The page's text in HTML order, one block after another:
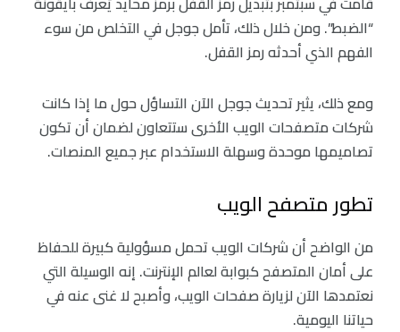
“الضبط”. ومن خلال ذلك، تأمل جوجل في التخلص من سوء
الفهم الذي أحدثه رمز القفل.
ومع ذلك، يثير تحديث جوجل الآن التساؤل حول ما إذا كانت
شركات متصفحات الويب الأخرى ستتعاون لضمان أن تكون
تصاميمها موحدة وسهلة الاستخدام عبر جميع المنصات.
تطور متصفح الويب
من الواضح أن شركات الويب تحمل مسؤولية كبيرة للحفاظ
على أمان المتصفح كبوابة لعالم الإنترنت. إنه الوسيلة التي
نعتمدها الآن لزيارة صفحات الويب، وأصبح لا غنى عنه في
حياتنا اليومية.